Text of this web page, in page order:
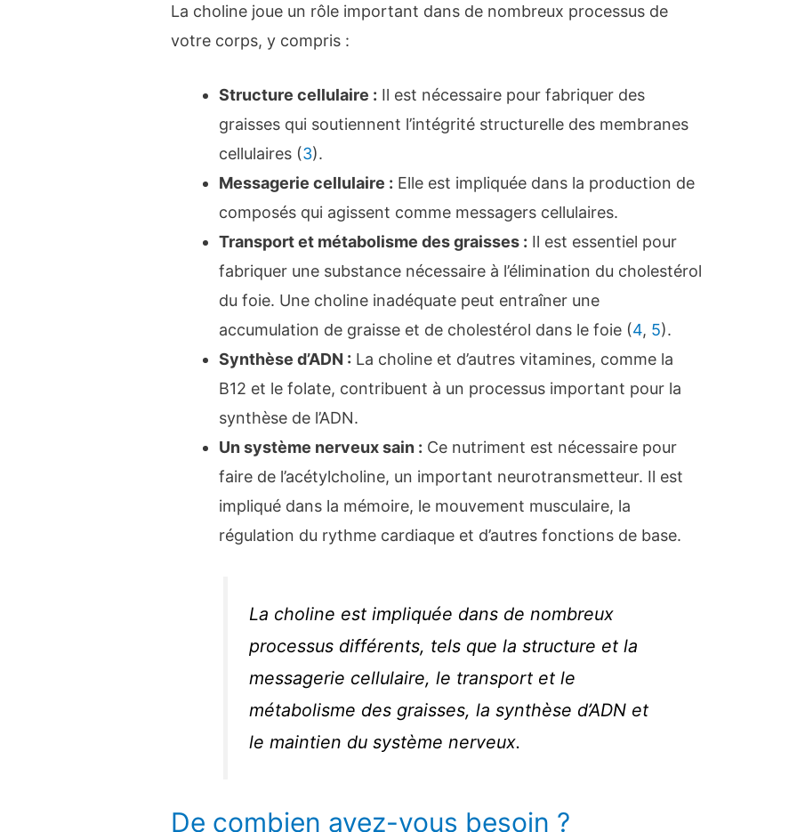
La choline joue un rôle important dans de nombreux processus de
votre corps, y compris :
Structure cellulaire : Il est nécessaire pour fabriquer des
graisses qui soutiennent l’intégrité structurelle des membranes
cellulaires (3).
Messagerie cellulaire : Elle est impliquée dans la production de
composés qui agissent comme messagers cellulaires.
Transport et métabolisme des graisses : Il est essentiel pour
fabriquer une substance nécessaire à l’élimination du cholestérol
du foie. Une choline inadéquate peut entraîner une
accumulation de graisse et de cholestérol dans le foie (4, 5).
Synthèse d’ADN : La choline et d’autres vitamines, comme la
B12 et le folate, contribuent à un processus important pour la
synthèse de l’ADN.
Un système nerveux sain : Ce nutriment est nécessaire pour
faire de l’acétylcholine, un important neurotransmetteur. Il est
impliqué dans la mémoire, le mouvement musculaire, la
régulation du rythme cardiaque et d’autres fonctions de base.
La choline est impliquée dans de nombreux
processus différents, tels que la structure et la
messagerie cellulaire, le transport et le
métabolisme des graisses, la synthèse d’ADN et
le maintien du système nerveux.
De combien avez-vous besoin ?